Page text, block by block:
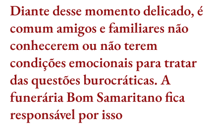
Diante desse momento delicado, é
comum amigos e familiares não
conhecerem ou não terem
condições emocionais para tratar
das questões burocráticas. A
funerária Bom Samaritano fica
responsável por isso